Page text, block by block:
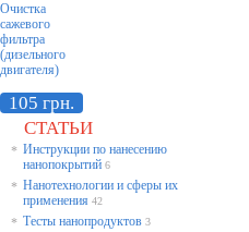
Очистка
сажевого
фильтра
(дизельного
двигателя)
105 грн.
СТАТЬИ
* Инструкции по нанесению
нанопокрытий 6
* Нанотехнологии и сферы их
применения 42
* Тесты нанопродуктов 3